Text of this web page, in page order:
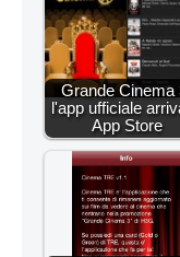
Grande Cinema
l'app ufficiale
App Store